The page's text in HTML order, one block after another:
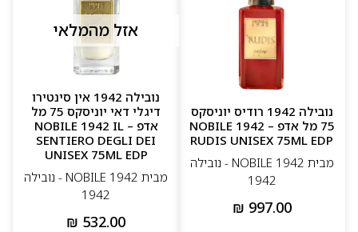
נובילה 1942 רודיס יוניסקס
75 מל אדפ – NOBILE 1942
RUDIS UNISEX 75ML EDP
מבית NOBILE 1942 - נובילה
1942
₪ 997.00
אזל מהמלאי
נובילה 1942 אין סינטירו
דיגלי דאי יוניסקס 75 מל
אדפ – NOBILE 1942 IL
SENTIERO DEGLI DEI
UNISEX 75ML EDP
מבית NOBILE 1942 - נובילה
1942
₪ 532.00